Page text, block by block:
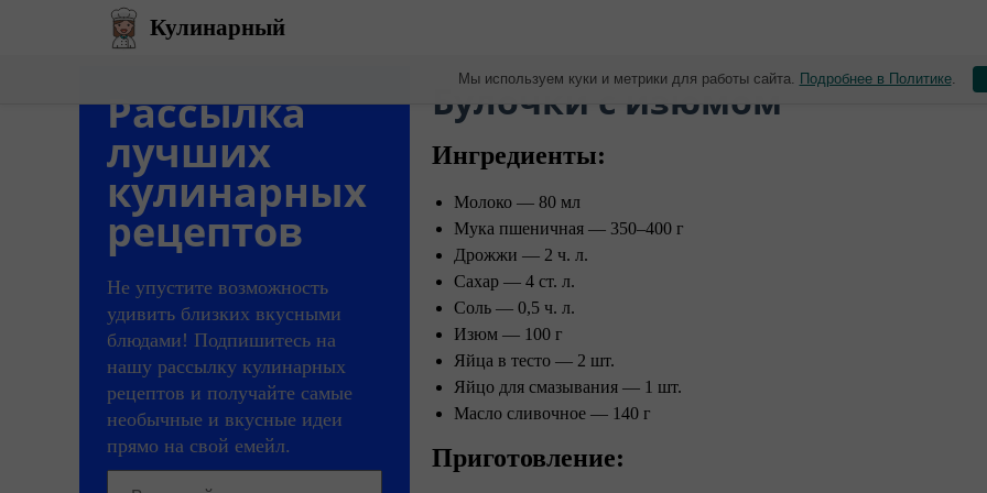
Кулинарный
Рассылка
лучших
кулинарных
рецептов
Не упустите возможность
удивить близких вкусными
блюдами! Подпишитесь на
нашу рассылку кулинарных
рецептов и получайте самые
необычные и вкусные идеи
прямо на свой емейл.
​Булочки с изюмом
Ингредиенты:
Молоко — 80 мл
Мука пшеничная — 350–400 г
Дрожжи — 2 ч. л.
Сахар — 4 ст. л.
Соль — 0,5 ч. л.
Изюм — 100 г
Яйца в тесто — 2 шт.
Яйцо для смазывания — 1 шт.
Масло сливочное — 140 г
Приготовление:
Мы используем куки и метрики для работы сайта. Подробнее в Политике.